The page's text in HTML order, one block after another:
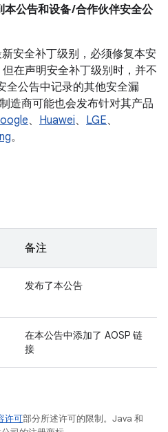
公告和设备 /合作伙伴安全公
安全补丁级别，必须修复本安
在声明安全补丁级别时，并不
全公告中记录的其他安全漏
造商可能也会发布针对其产品
、 Huawei、 LGE、
。
备注
发布了本公告
在本公告中添加了 AOSP 链
接
许可部分所述许可的限制。Java 和